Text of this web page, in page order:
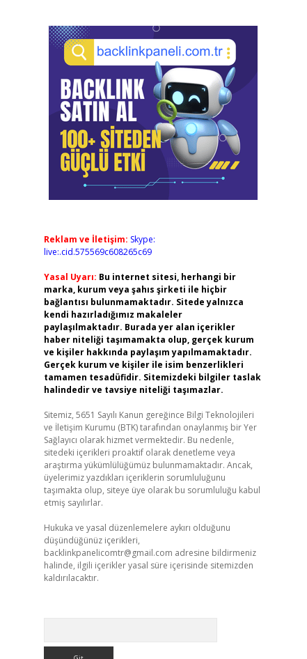
Reklam ve İletişim: Skype:
live:.cid.575569c608265c69
Yasal Uyarı: Bu internet sitesi, herhangi bir
marka, kurum veya şahıs şirketi ile hiçbir
bağlantısı bulunmamaktadır. Sitede yalnızca
kendi hazırladığımız makaleler
paylaşılmaktadır. Burada yer alan içerikler
haber niteliği taşımamakta olup, gerçek kurum
ve kişiler hakkında paylaşım yapılmamaktadır.
Gerçek kurum ve kişiler ile isim benzerlikleri
tamamen tesadüfidir. Sitemizdeki bilgiler taslak
halindedir ve tavsiye niteliği taşımazlar.
Sitemiz, 5651 Sayılı Kanun gereğince Bilgi Teknolojileri
ve İletişim Kurumu (BTK) tarafından onaylanmış bir Yer
Sağlayıcı olarak hizmet vermektedir. Bu nedenle,
sitedeki içerikleri proaktif olarak denetleme veya
araştırma yükümlülüğümüz bulunmamaktadır. Ancak,
üyelerimiz yazdıkları içeriklerin sorumluluğunu
taşımakta olup, siteye üye olarak bu sorumluluğu kabul
etmiş sayılırlar.
Hukuka ve yasal düzenlemelere aykırı olduğunu
düşündüğünüz içerikleri,
backlinkpanelicomtr@gmail.com adresine bildirmeniz
halinde, ilgili içerikler yasal süre içerisinde sitemizden
kaldırılacaktır.